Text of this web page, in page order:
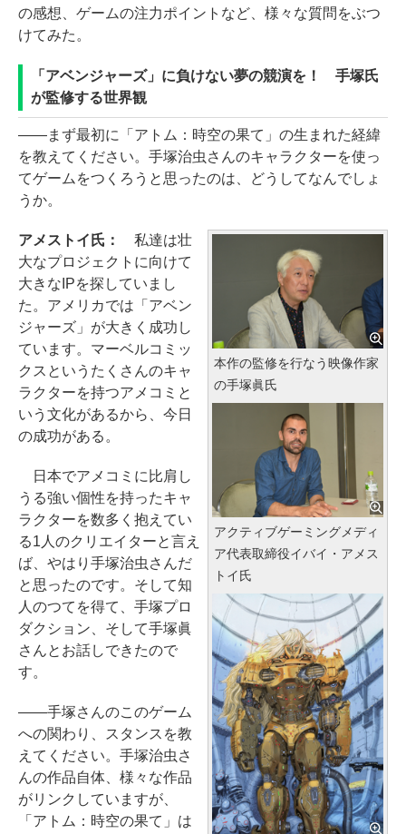
の感想、ゲームの注力ポイントなど、様々な質問をぶつ
けてみた。
「アベンジャーズ」に負けない夢の競演を！ 手塚氏
が監修する世界観
――まず最初に「アトム：時空の果て」の生まれた経緯
を教えてください。手塚治虫さんのキャラクターを使っ
てゲームをつくろうと思ったのは、どうしてなんでしょ
うか。
本作の監修を行なう映像作家
の手塚眞氏
アクティブゲーミングメディ
ア代表取締役イバイ・アメス
トイ氏
アメストイ氏：
私達は壮
大なプロジェクトに向けて
大きなIPを探していまし
た。アメリカでは「アベン
ジャーズ」が大きく成功し
ています。マーベルコミッ
クスというたくさんのキャ
ラクターを持つアメコミと
いう文化があるから、今日
の成功がある。
日本でアメコミに比肩し
うる強い個性を持ったキャ
ラクターを数多く抱えてい
る1人のクリエイターと言え
ば、やはり手塚治虫さんだ
と思ったのです。そして知
人のつてを得て、手塚プロ
ダクション、そして手塚眞
さんとお話しできたので
す。
――手塚さんのこのゲーム
への関わり、スタンスを教
えてください。手塚治虫さ
んの作品自体、様々な作品
がリンクしていますが、
「アトム：時空の果て」は